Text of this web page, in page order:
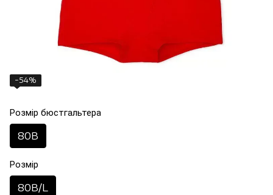
−54%
Розмір бюстгальтера
80B
Розмір
80B/L